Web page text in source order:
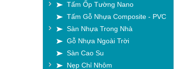
Tấm Ốp Tường Nano
Tấm Gỗ Nhựa Composite - PVC
Sàn Nhựa Trong Nhà
Gỗ Nhựa Ngoài Trời
Sàn Cao Su
Nẹp Chỉ Nhôm